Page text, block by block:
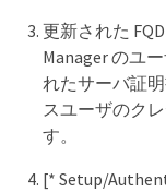
更新された
Manager のユ
れたサーバ証
スユーザのク
す。
[* Setup/